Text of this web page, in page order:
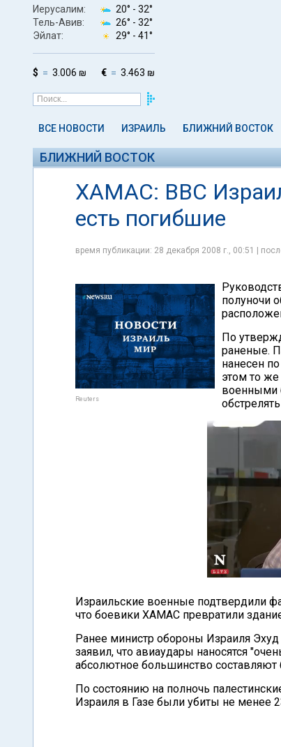
Иерусалим: 20° - 32°
Тель-Авив:
26° - 32°
Эйлат:
29° - 41°
$ 3.006 ₪ € 3.463 ₪
ВСЕ НОВОСТИ ИЗРАИЛЬ БЛИЖНИЙ ВОСТОК
БЛИЖНИЙ ВОСТОК
ХАМАС: ВВС
есть погибшие
время публикации: 28 декабря 2008 г., 00:51 |
Reuters
полуночи
По
раненые.
нанесен
этом то же
военными
Израильские военные подтвердили
что боевики ХАМАС превратили
Ранее министр обороны Израиля
заявил, что авиаудары наносятся
абсолютное большинство
По состоянию на полночь
Израиля в Газе были убиты не менее